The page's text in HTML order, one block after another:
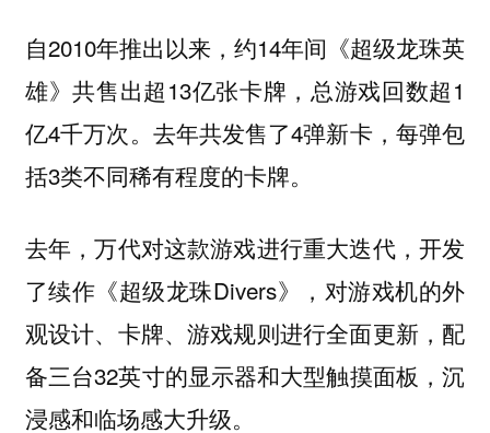
自2010年推出以来，约14年间《超级龙珠英
雄》共售出超13亿张卡牌，总游戏回数超1
亿4千万次。去年共发售了4弹新卡，每弹包
括3类不同稀有程度的卡牌。
去年，万代对这款游戏进行重大迭代，开发
了续作《超级龙珠Divers》，对游戏机的外
观设计、卡牌、游戏规则进行全面更新，配
备三台32英寸的显示器和大型触摸面板，沉
浸感和临场感大升级。